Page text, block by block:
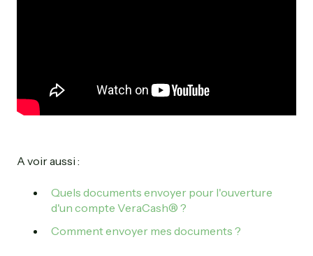
A voir aussi :
Quels documents envoyer pour l'ouverture
d'un compte VeraCash® ?
Comment envoyer mes documents ?